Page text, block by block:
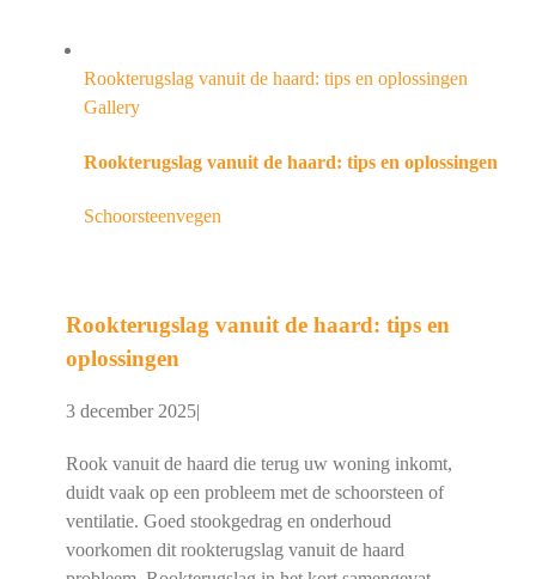
Rookterugslag vanuit de haard: tips en oplossingen
Gallery
Rookterugslag vanuit de haard: tips en oplossingen
Schoorsteenvegen
Rookterugslag vanuit de haard: tips en
oplossingen
3 december 2025|
Rook vanuit de haard die terug uw woning inkomt,
duidt vaak op een probleem met de schoorsteen of
ventilatie. Goed stookgedrag en onderhoud
voorkomen dit rookterugslag vanuit de haard